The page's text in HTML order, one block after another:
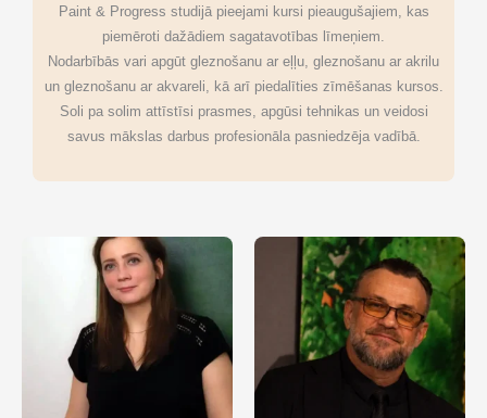
Paint & Progress studijā pieejami kursi pieaugušajiem, kas
piemēroti dažādiem sagatavotības līmeņiem.
Nodarbībās vari apgūt gleznošanu ar eļļu, gleznošanu ar akrilu
un gleznošanu ar akvareli, kā arī piedalīties zīmēšanas kursos.
Soli pa solim attīstīsi prasmes, apgūsi tehnikas un veidosi
savus mākslas darbus profesionāla pasniedzēja vadībā.